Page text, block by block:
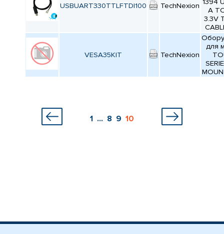
ПРОИЗВОДИТЕЛЕЙ
USBUART330TTLFTDI100 TechNexion
A
3.3V
VESA35KIT TechNexion
для
1 ... 8 9 10